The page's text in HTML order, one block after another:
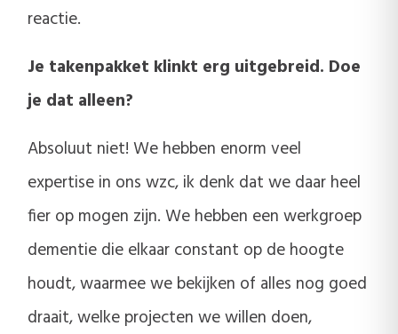
reactie.
Je takenpakket klinkt erg uitgebreid. Doe
je dat alleen?
Absoluut niet! We hebben enorm veel
expertise in ons wzc, ik denk dat we daar heel
fier op mogen zijn. We hebben een werkgroep
dementie die elkaar constant op de hoogte
houdt, waarmee we bekijken of alles nog goed
draait, welke projecten we willen doen,